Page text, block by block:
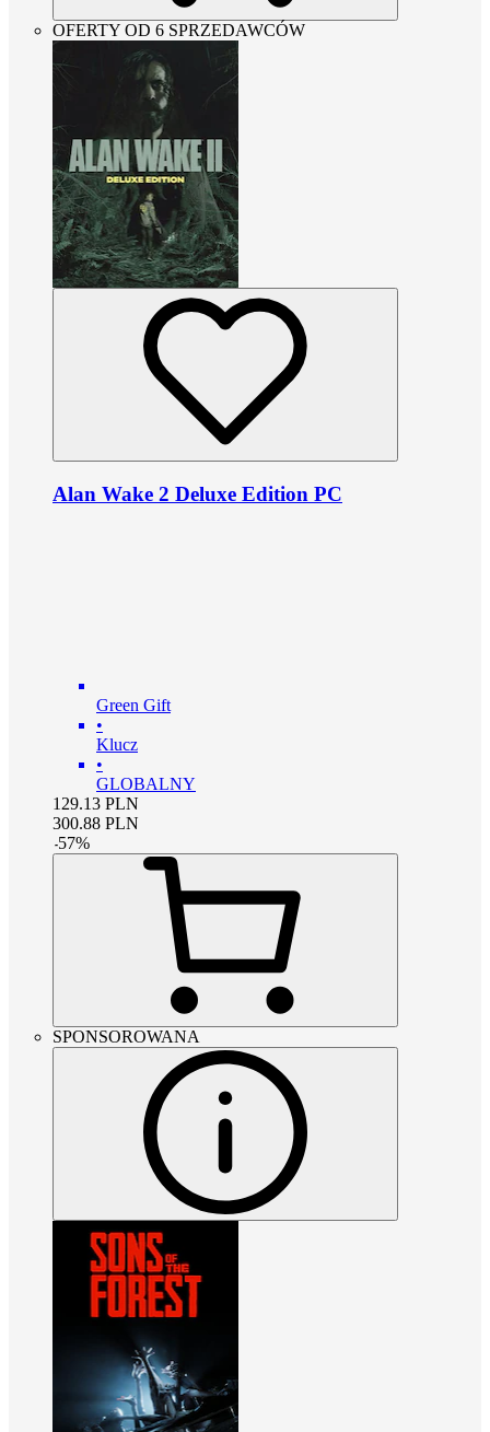
OFERTY OD 6 SPRZEDAWCÓW
Alan Wake 2 Deluxe Edition PC
Green Gift
•
Klucz
•
GLOBALNY
129.13 PLN
300.88 PLN
-57%
SPONSOROWANA